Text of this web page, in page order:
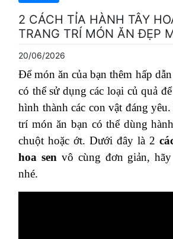
2 CÁCH TỈA HÀNH TÂY
TRANG TRÍ MÓN ĂN ĐẸP
20/06/2026
Để món ăn của bạn thêm hấp
có thể sử dụng các loại củ quả
hình thành các con vật đáng
trí món ăn bạn có thể dùng
chuột hoặc ớt. Dưới đây là 2
hoa sen vô cùng đơn giản,
nhé.